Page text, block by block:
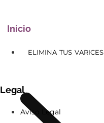
Inicio
ELIMINA TUS VARICES
Legal
Aviso Legal